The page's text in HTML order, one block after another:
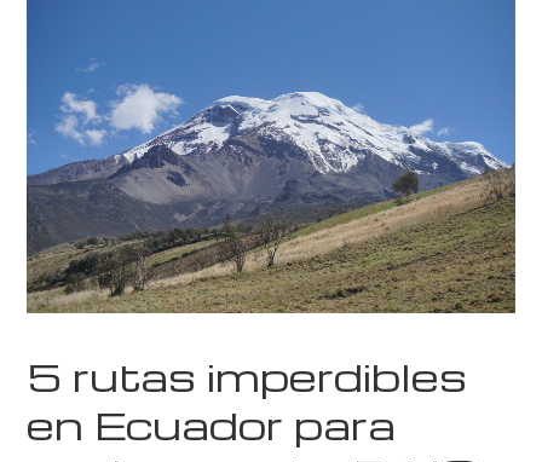
5 rutas imperdibles
en Ecuador para